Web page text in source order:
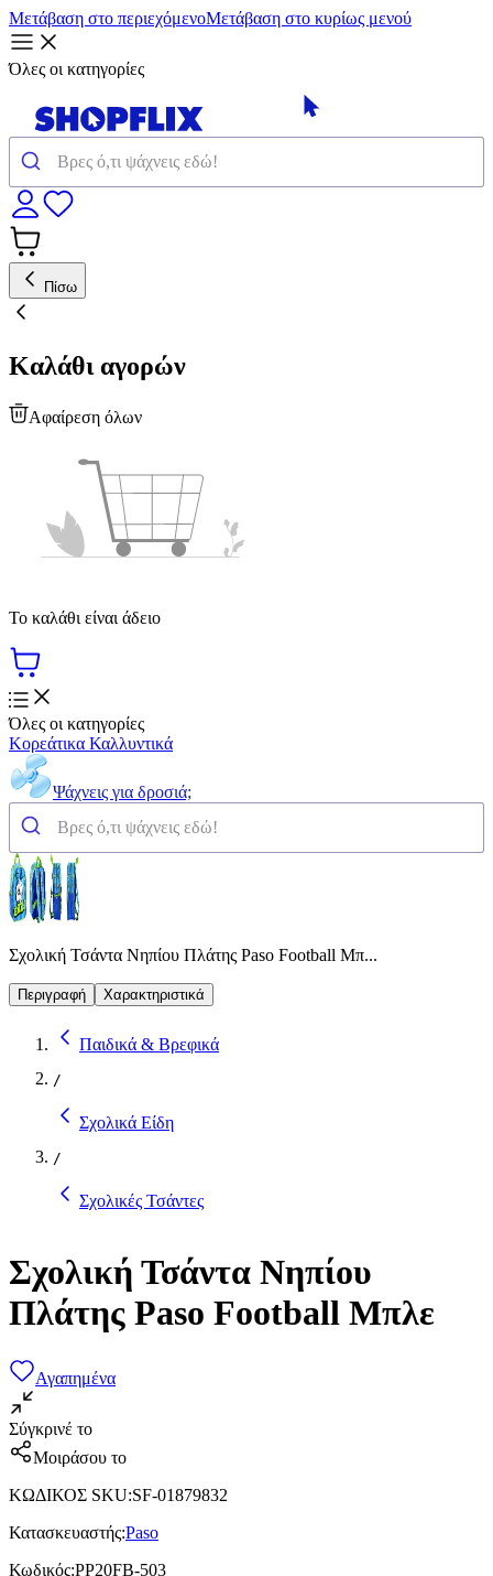
Μετάβαση στο περιεχόμενοΜετάβαση στο κυρίως μενού
Όλες οι κατηγορίες
Πίσω
Καλάθι αγορών
Αφαίρεση όλων
Το καλάθι είναι άδειο
Όλες οι κατηγορίες
Κορεάτικα Καλλυντικά
Ψάχνεις για δροσιά;
Σχολική Τσάντα Νηπίου Πλάτης Paso Football Μπ...
Περιγραφή Χαρακτηριστικά
Παιδικά & Βρεφικά
/
Σχολικά Είδη
/
Σχολικές Τσάντες
Σχολική Τσάντα Νηπίου
Πλάτης Paso Football Μπλε
Αγαπημένα
Σύγκρινέ το
Μοιράσου το
ΚΩΔΙΚΟΣ SKU:SF-01879832
Κατασκευαστής:Paso
Κωδικός:PP20FB-503